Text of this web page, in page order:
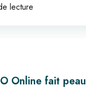
lecture
Online fait peau